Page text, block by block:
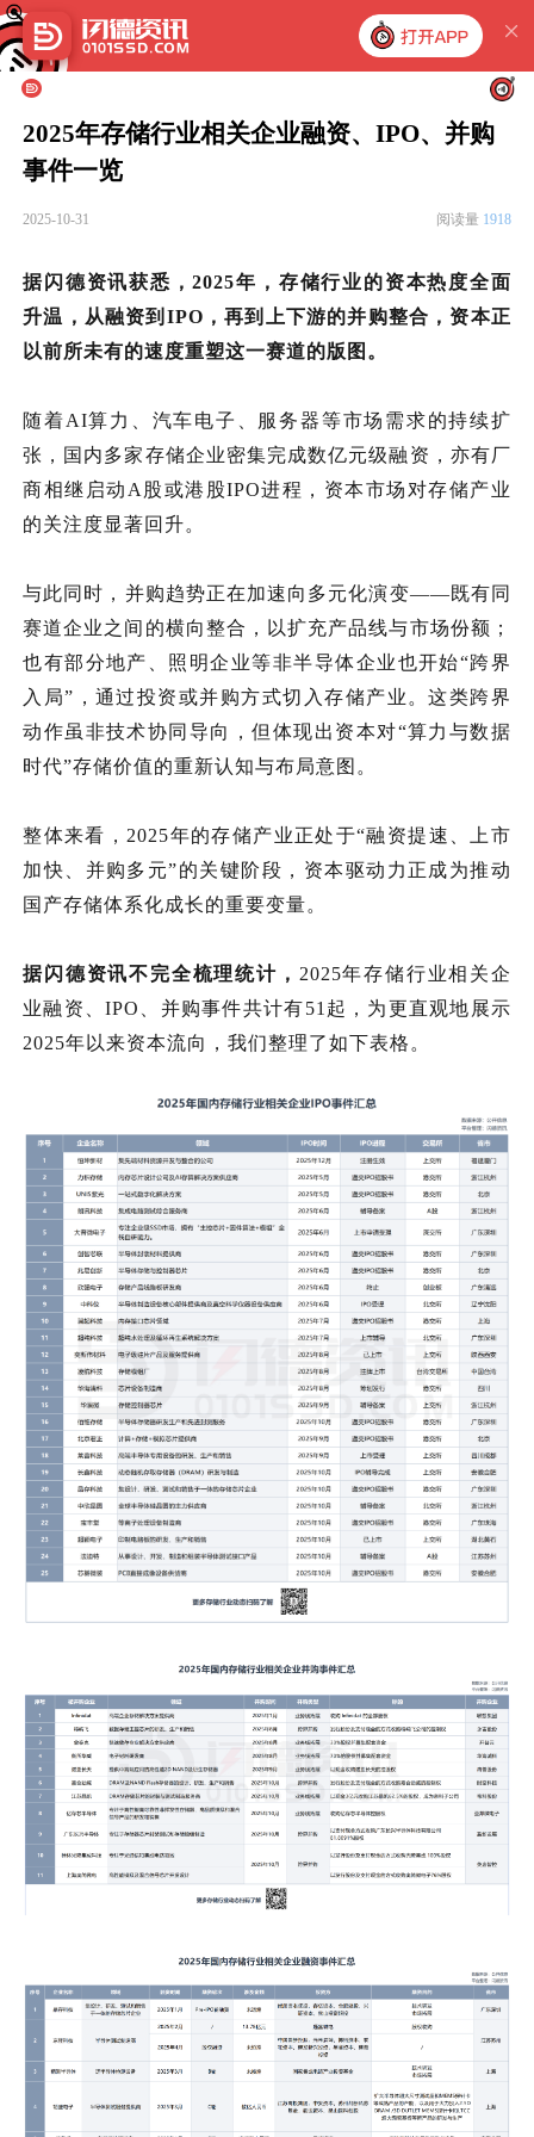
2025年存储行业相关企业融资、IPO、并购
事件一览
2025-10-31 阅读量 1918
据闪德资讯获悉，2025年，存储行业的资本热度全面
升温，从融资到 IPO，再到上下游的并购整合，资本正
以前所未有的速度重塑这一赛道的版图。
随着AI算力、汽车电子、服务器等市场需求的持续扩
张，国内多家存储企业密集完成数亿元级融资，亦有厂
商相继启动A股或港股IPO进程，资本市场对存储产业
的关注度显著回升。
与此同时，并购趋势正在加速向多元化演变——既有同
赛道企业之间的横向整合，以扩充产品线与市场份额；
也有部分地产、照明企业等非半导体企业也开始“跨界
入局”，通过投资或并购方式切入存储产业。这类跨界
动作虽非技术协同导向，但体现出资本对“算力与数据
时代”存储价值的重新认知与布局意图。
整体来看， 2025年的存储产业正处于“融资提速、上市
加快、并购多元”的关键阶段，资本驱动力正成为推动
国产存储体系化成长的重要变量。
据闪德资讯不完全梳理统计 ， 2025年存储行业相关企
业融资、IPO、并购事件共计有51起， 为更直观地展示
2025年以来资本流向，我们整理了如下表格 。